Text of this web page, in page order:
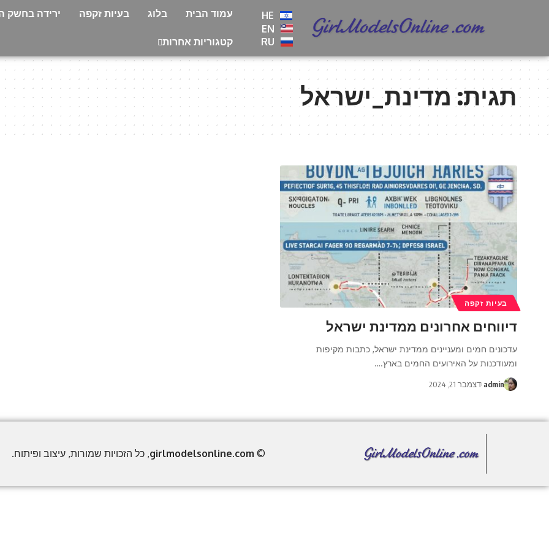
HE
EN
RU
עמוד הבית בלוג בעיות זקפה ירידה בחשק
קטגוריות אחרות
תגית:מדינת_ישראל
בעיות זקפה
דיווחים אחרונים ממדינת ישראל
עדכונים חמים ומעניינים ממדינת ישראל, כתבות מקיפות
ומעודכנות על האירועים החמים בארץ.…
admin דצמבר 21, 2024
©
girlmodelsonline.com, כל הזכויות שמורות, עיצוב ופיתוח.